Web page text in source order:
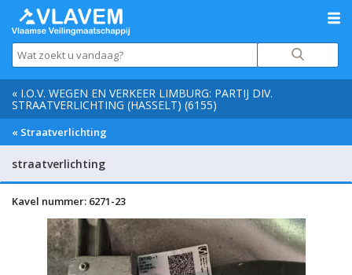
« I.O.V. WEGEN EN VERKEER LIMBURG: PARTIJ DIV.
STRAATVERLICHTING (HASSELT) (6155)
« Straatverlichting
straatverlichting
Kavel nummer: 6271-23